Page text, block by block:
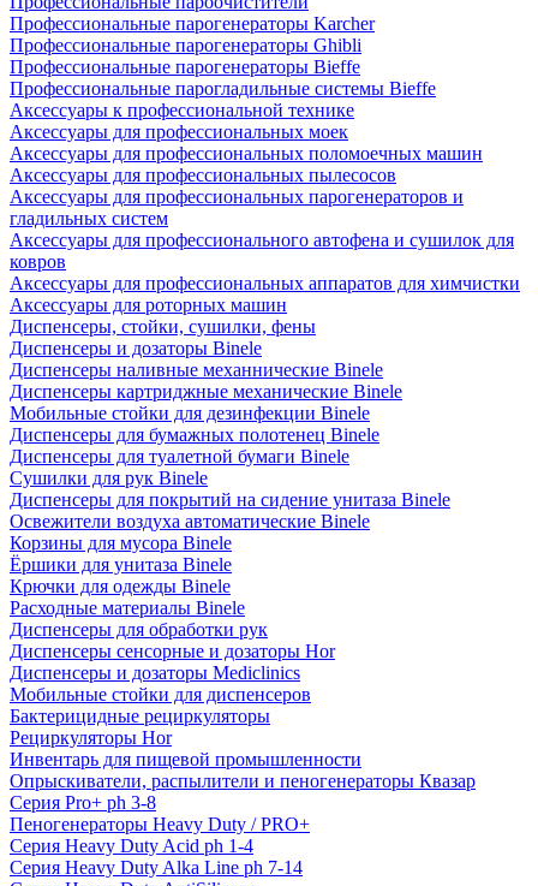
Профессиональные парогенераторы Karcher
Профессиональные парогенераторы Ghibli
Профессиональные парогенераторы Bieffe
Профессиональные парогладильные системы Bieffe
Аксессуары к профессиональной технике
Аксессуары для профессиональных моек
Аксессуары для профессиональных поломоечных машин
Аксессуары для профессиональных пылесосов
Аксессуары для профессиональных парогенераторов и
гладильных систем
Аксессуары для профессионального автофена и сушилок для
ковров
Аксессуары для профессиональных аппаратов для химчистки
Аксессуары для роторных машин
Диспенсеры, стойки, сушилки, фены
Диспенсеры и дозаторы Binele
Диспенсеры наливные механнические Binele
Диспенсеры картриджные механические Binele
Мобильные стойки для дезинфекции Binele
Диспенсеры для бумажных полотенец Binele
Диспенсеры для туалетной бумаги Binele
Сушилки для рук Binele
Диспенсеры для покрытий на сидение унитаза Binele
Освежители воздуха автоматические Binele
Корзины для мусора Binele
Ёршики для унитаза Binele
Крючки для одежды Binele
Расходные материалы Binele
Диспенсеры для обработки рук
Диспенсеры сенсорные и дозаторы Hor
Диспенсеры и дозаторы Mediclinics
Мобильные стойки для диспенсеров
Бактерицидные рециркуляторы
Рециркуляторы Hor
Инвентарь для пищевой промышленности
Опрыскиватели, распылители и пеногенераторы Квазар
Серия Pro+ ph 3-8
Пеногенераторы Heavy Duty / PRO+
Серия Heavy Duty Acid ph 1-4
Серия Heavy Duty Alka Line ph 7-14